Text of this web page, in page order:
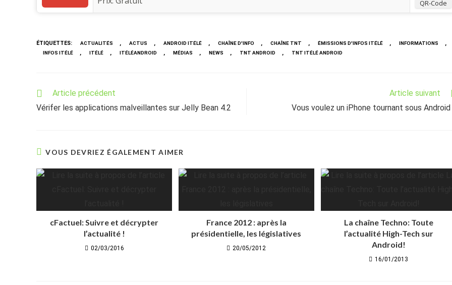
QR-Code
ÉTIQUETTES: ACTUALITÉS , ACTUS , ANDROID ITÉLÉ , CHAÎNE D'INFO , CHAÎNE TNT , ÉMISSIONS D'INFOS ITÉLÉ , INFORMATIONS ,
INFOS ITÉLÉ , ITÉLÉ , ITÉLÉANDROID , MÉDIAS , NEWS , TNT ANDROID , TNT ITÉLÉ ANDROID
Read
more
articles
Article précédent
Vérifer les applications malveillantes sur Jelly Bean 4.2
Article suivant
Vous voulez un iPhone tournant sous Android
VOUS DEVRIEZ ÉGALEMENT AIMER
cFactuel: Suivre et décrypter
l’actualité !
02/03/2016
France 2012 : après la
présidentielle, les législatives
20/05/2012
La chaîne Techno: Toute
l’actualité High-Tech sur
Android!
16/01/2013